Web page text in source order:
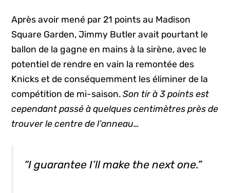
Après avoir mené par 21 points au Madison
Square Garden, Jimmy Butler avait pourtant le
ballon de la gagne en mains à la sirène, avec le
potentiel de rendre en vain la remontée des
Knicks et de conséquemment les éliminer de la
compétition de mi-saison.Son tir à 3 points est
cependant passé à quelques centimètres près de
trouver le centre de l’anneau…
“I guarantee I’ll make the next one.”